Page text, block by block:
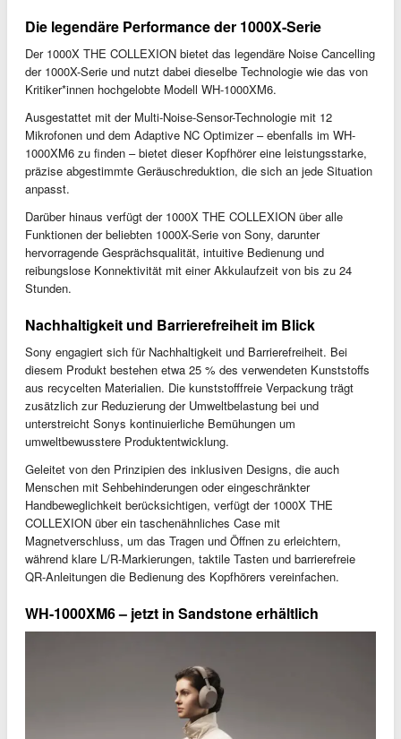
Die legendäre Performance der 1000X-Serie
Der 1000X THE COLLEXION bietet das legendäre Noise Cancelling
der 1000X-Serie und nutzt dabei dieselbe Technologie wie das von
Kritiker*innen hochgelobte Modell WH-1000XM6.
Ausgestattet mit der Multi-Noise-Sensor-Technologie mit 12
Mikrofonen und dem Adaptive NC Optimizer – ebenfalls im WH-
1000XM6 zu finden – bietet dieser Kopfhörer eine leistungsstarke,
präzise abgestimmte Geräuschreduktion, die sich an jede Situation
anpasst.
Darüber hinaus verfügt der 1000X THE COLLEXION über alle
Funktionen der beliebten 1000X-Serie von Sony, darunter
hervorragende Gesprächsqualität, intuitive Bedienung und
reibungslose Konnektivität mit einer Akkulaufzeit von bis zu 24
Stunden.
Nachhaltigkeit und Barrierefreiheit im Blick
Sony engagiert sich für Nachhaltigkeit und Barrierefreiheit. Bei
diesem Produkt bestehen etwa 25 % des verwendeten Kunststoffs
aus recycelten Materialien. Die kunststofffreie Verpackung trägt
zusätzlich zur Reduzierung der Umweltbelastung bei und
unterstreicht Sonys kontinuierliche Bemühungen um
umweltbewusstere Produktentwicklung.
Geleitet von den Prinzipien des inklusiven Designs, die auch
Menschen mit Sehbehinderungen oder eingeschränkter
Handbeweglichkeit berücksichtigen, verfügt der 1000X THE
COLLEXION über ein taschenähnliches Case mit
Magnetverschluss, um das Tragen und Öffnen zu erleichtern,
während klare L/R-Markierungen, taktile Tasten und barrierefreie
QR-Anleitungen die Bedienung des Kopfhörers vereinfachen.
WH-1000XM6 – jetzt in Sandstone erhältlich